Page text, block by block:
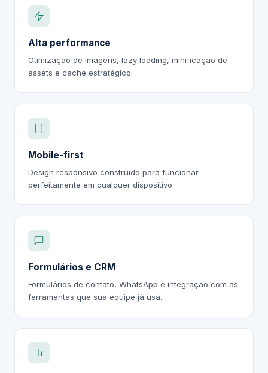
Alta performance
Otimização de imagens, lazy loading, minificação de
assets e cache estratégico.
Mobile-first
Design responsivo construído para funcionar
perfeitamente em qualquer dispositivo.
Formulários e CRM
Formulários de contato, WhatsApp e integração com as
ferramentas que sua equipe já usa.